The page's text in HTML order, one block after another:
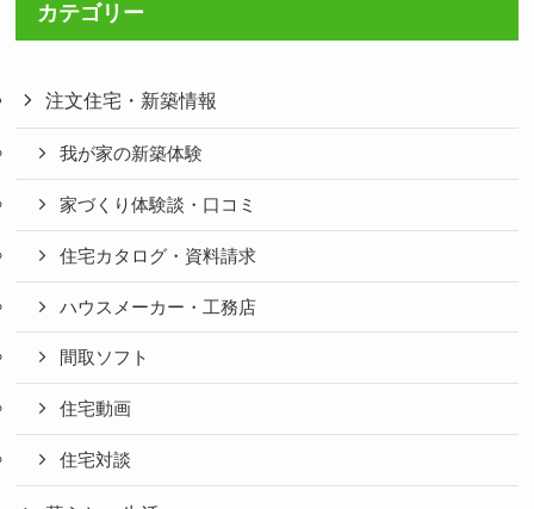
カテゴリー
注文住宅・新築情報
我が家の新築体験
家づくり体験談・口コミ
住宅カタログ・資料請求
ハウスメーカー・工務店
間取ソフト
住宅動画
住宅対談